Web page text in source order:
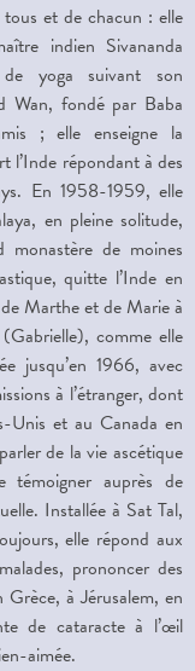
et de chacun : elle
indien Sivananda
yoga suivant son
Wan, fondé par Baba
; elle enseigne la
l’Inde répondant à des
En 1958-1959, elle
en pleine solitude,
monastère de moines
quitte l’Inde en
Marthe et de Marie à
comme elle
jusqu’en 1966, avec
à l’étranger, dont
Unis et au Canada en
de la vie ascétique
auprès de
Installée à Sat Tal,
elle répond aux
prononcer des
à Jérusalem, en
de cataracte à l’œil
aimée.